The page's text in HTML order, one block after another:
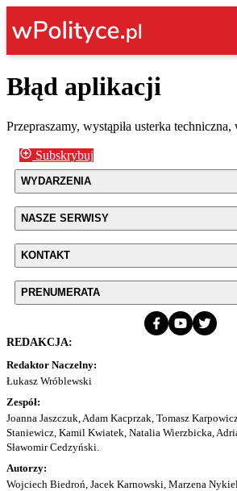
Błąd aplikacji
Przepraszamy, wystąpiła usterka
Subskrybuj
WYDARZENIA
NASZE SERWISY
KONTAKT
PRENUMERATA
REDAKCJA:
Redaktor Naczelny:
Łukasz Wróblewski
Zespół:
Joanna Jaszczuk, Adam Kacprzak, Tomasz
Staniewicz, Kamil Kwiatek, Natalia Wierzbicka,
Sławomir Cedzyński.
Autorzy:
Wojciech Biedroń, Jacek Karnowski, Marzena